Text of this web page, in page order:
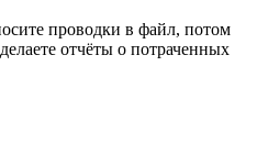
проводки в файл, потом
отчёты о потраченных